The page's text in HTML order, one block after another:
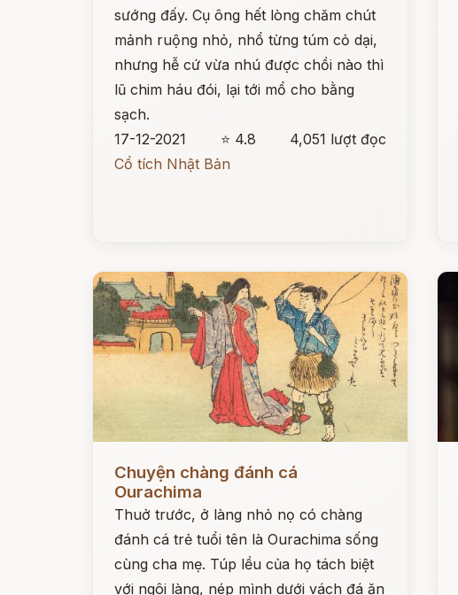
sướng đấy. Cụ ông hết lòng chăm chút
mảnh ruộng nhỏ, nhổ từng túm cỏ dại,
nhưng hễ cứ vừa nhú được chồi nào thì
lũ chim háu đói, lại tới mổ cho bằng
sạch.
17-12-2021
⭐ 4.8
4,051 lượt đọc
Cổ tích Nhật Bản
Chuyện chàng đánh cá
Ourachima
Thuở trước, ở làng nhỏ nọ có chàng
đánh cá trẻ tuổi tên là Ourachima sống
cùng cha mẹ. Túp lều của họ tách biệt
với ngôi làng, nép mình dưới vách đá ăn